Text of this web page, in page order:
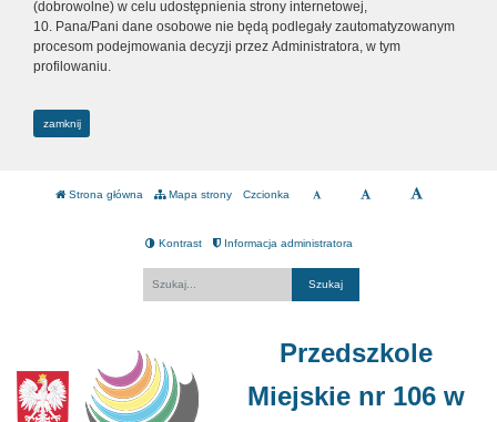
(dobrowolne) w celu udostępnienia strony internetowej,
10. Pana/Pani dane osobowe nie będą podlegały zautomatyzowanym
procesom podejmowania decyzji przez Administratora, w tym
profilowaniu.
zamknij
Strona główna Mapa strony Czcionka
Kontrast Informacja administratora
Przedszkole
Miejskie nr 106 w